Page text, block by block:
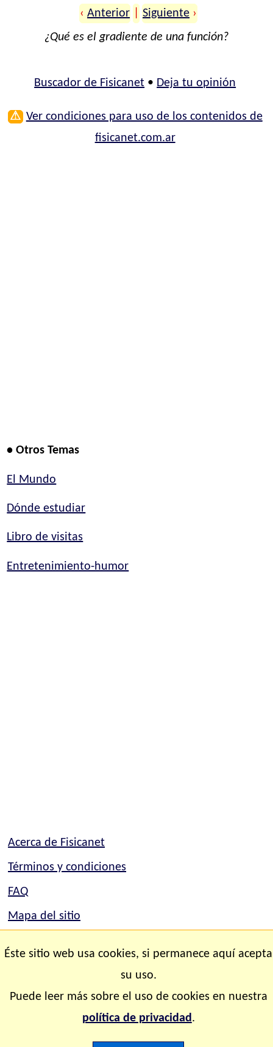
‹ Anterior Siguiente ›
¿Qué es el gradiente de una función?
Buscador de Fisicanet • Deja tu opinión
⚠ Ver condiciones para uso de los contenidos de
fisicanet.com.ar
• Otros Temas
El Mundo
Dónde estudiar
Libro de visitas
Entretenimiento-humor
Acerca de Fisicanet
Términos y condiciones
FAQ
Mapa del sitio
Copyright © 2.000-2.028 Fisicanet ® Todos los
derechos reservados
Éste sitio web usa cookies, si permanece aquí acepta
su uso.
Puede leer más sobre el uso de cookies en nuestra
política de privacidad.